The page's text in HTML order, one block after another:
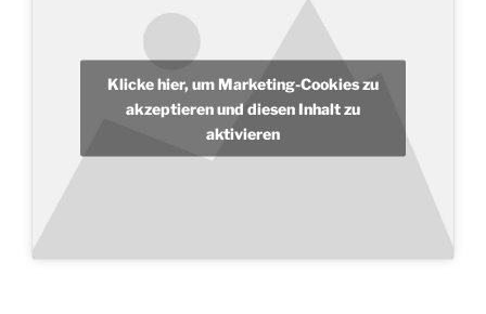
Klicke hier, um Marketing-Cookies zu
akzeptieren und diesen Inhalt zu
aktivieren